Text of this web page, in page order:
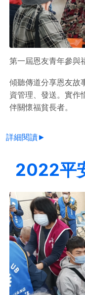
第一屆恩友青年參與
傾聽傳道分享恩友故
資管理、發送。實作
伴關懷福貧長者。
詳細閱讀►
2022平